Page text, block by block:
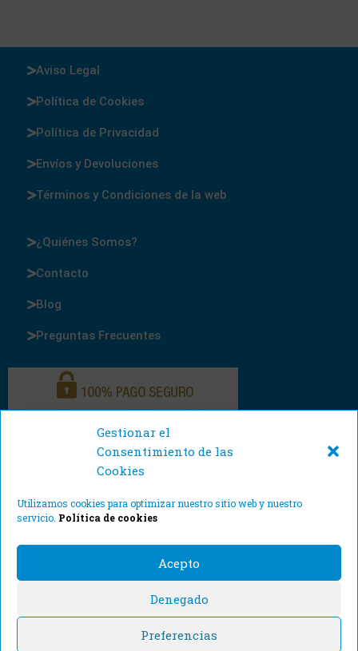
Gestionar el
Consentimiento de las
Cookies
Utilizamos cookies para optimizar nuestro sitio web y nuestro
servicio. Política de cookies
Acepto
Denegado
Preferencias
Aviso Legal
Política de Cookies
Política de Privacidad
Envíos y Devoluciones
Términos y Condiciones de la web
¿Quiénes Somos?
Contacto
Blog
Preguntas Frecuentes
© Cajas y Precintos 2021. Todos los derechos reservados.